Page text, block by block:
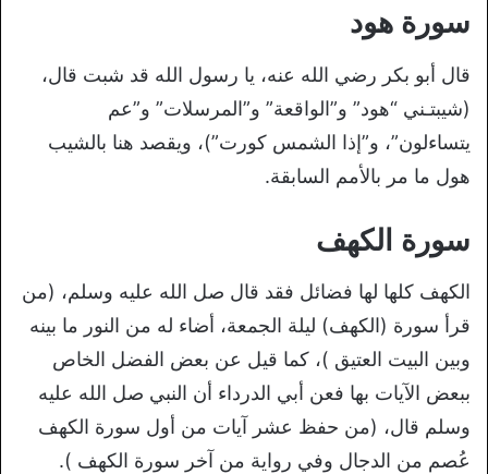
سورة هود
قال أبو بكر رضي الله عنه، يا رسول الله قد شبت قال،
(شيبتـني “هود” و”الواقعة” و”المرسلات” و”عم
يتساءلون”، و”إذا الشمس كورت”)، ويقصد هنا بالشيب
هول ما مر بالأمم السابقة.
سورة الكهف
الكهف كلها لها فضائل فقد قال صل الله عليه وسلم، (من
قرأ سورة (الكهف) ليلة الجمعة، أضاء له من النور ما بينه
وبين البيت العتيق )، كما قيل عن بعض الفضل الخاص
ببعض الآيات بها فعن أبي الدرداء أن النبي صل الله عليه
وسلم قال، (من حفظ عشر آيات من أول سورة الكهف
عُصم من الدجال وفي رواية من آخر سورة الكهف ).